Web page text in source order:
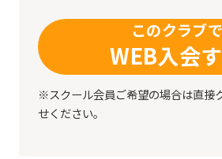
このクラブで
WEB入会
※スクール会員ご希望の場合は直接
せください。
this
will